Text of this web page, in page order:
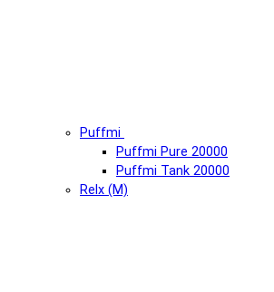
Puffmi
Puffmi Pure 20000
Puffmi Tank 20000
Relx (М)